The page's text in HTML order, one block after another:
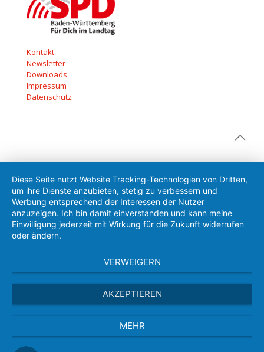
Kontakt
Newsletter
Downloads
Impressum
Datenschutz
Diese Seite nutzt Website Tracking-Technologien von Dritten,
um ihre Dienste anzubieten, stetig zu verbessern und
Werbung entsprechend der Interessen der Nutzer
anzuzeigen. Ich bin damit einverstanden und kann meine
Einwilligung jederzeit mit Wirkung für die Zukunft widerrufen
oder ändern.
VERWEIGERN
AKZEPTIEREN
MEHR